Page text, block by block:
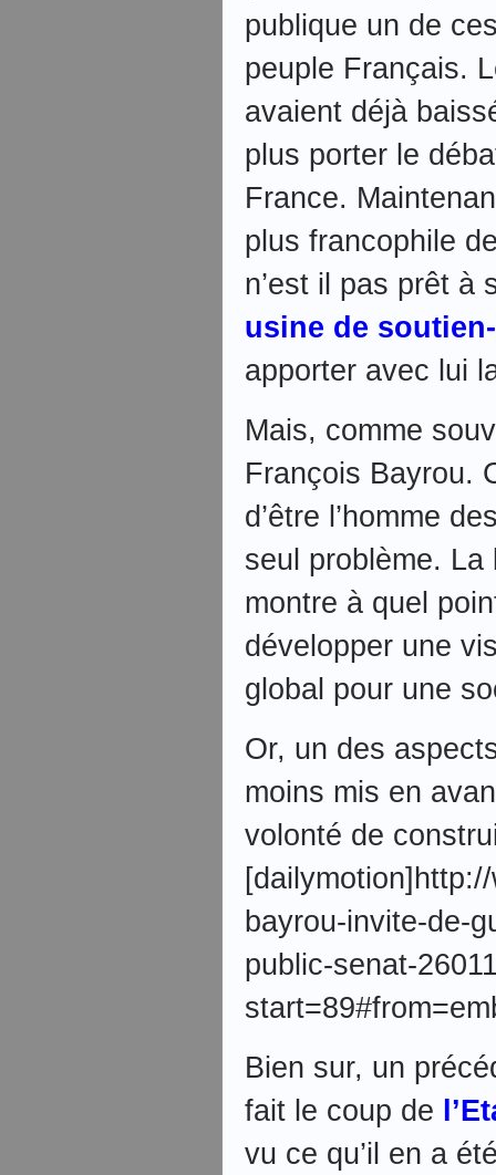
publique un de
peuple Français.
avaient déjà
plus porter le
France.
plus francophile
n’est il pas prêt à
usine de
apporter avec lui
Mais, comme
François Bayrou.
d’être l’homme
seul problème.
montre à quel
développer une
global pour une
Or, un des
moins mis en
volonté de
bayrou-invite-de-
public-senat-
Bien sur, un
fait le coup de
vu ce qu’il en a